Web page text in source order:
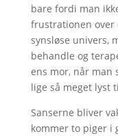
bare fordi man
frustrationen
synsløse univers,
behandle og
ens mor, når man
lige så meget lyst
Sanserne bliver
kommer to piger i